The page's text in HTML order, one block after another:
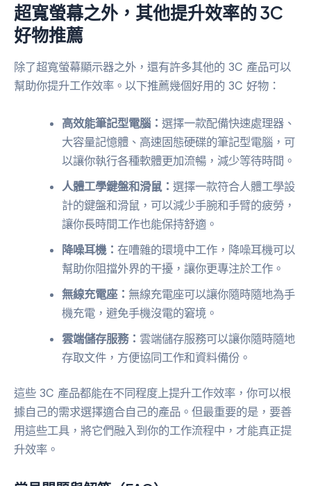
超寬螢幕之外，其他提升效率的 3C
好物推薦
除了超寬螢幕顯示器之外，還有許多其他的 3C 產品可以
幫助你提升工作效率。以下推薦幾個好用的 3C 好物：
高效能筆記型電腦：選擇一款配備快速處理器、
大容量記憶體、高速固態硬碟的筆記型電腦，可
以讓你執行各種軟體更加流暢，減少等待時間。
人體工學鍵盤和滑鼠：選擇一款符合人體工學設
計的鍵盤和滑鼠，可以減少手腕和手臂的疲勞，
讓你長時間工作也能保持舒適。
降噪耳機：在嘈雜的環境中工作，降噪耳機可以
幫助你阻擋外界的干擾，讓你更專注於工作。
無線充電座： 無線充電座可以讓你隨時隨地為手
機充電，避免手機沒電的窘境。
雲端儲存服務： 雲端儲存服務可以讓你隨時隨地
存取文件，方便協同工作和資料備份。
這些 3C 產品都能在不同程度上提升工作效率，你可以根
據自己的需求選擇適合自己的產品。但最重要的是，要善
用這些工具，將它們融入到你的工作流程中，才能真正提
升效率。